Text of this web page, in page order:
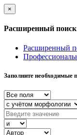
×
Расширенный поиск
Расширенный
Заполните необходимые